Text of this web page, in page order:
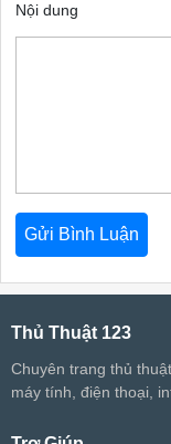
Nội dung
Thủ Thuật 123
Chuyên trang thủ
máy tính, điện thoại,